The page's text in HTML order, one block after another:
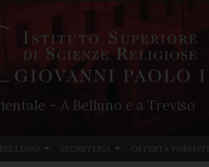
– A Belluno e a Treviso
SEGRETERIA OFFERTA